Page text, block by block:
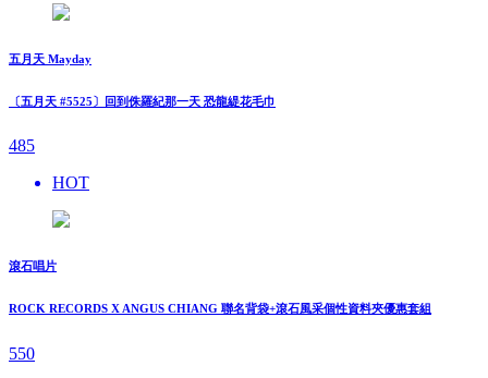
五月天 Mayday
〔五月天 #5525〕回到侏羅紀那一天 恐龍緹花毛巾
485
HOT
滾石唱片
ROCK RECORDS X ANGUS CHIANG 聯名背袋+滾石風采個性資料夾優惠套組
550